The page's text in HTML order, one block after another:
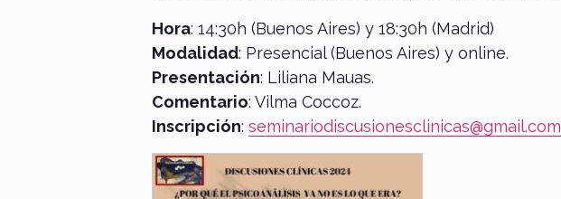
Hora: 14:30h (Buenos Aires) y 18:30h (Madrid)
Modalidad: Presencial (Buenos Aires) y online.
Presentación: Liliana Mauas.
Comentario: Vilma Coccoz.
Inscripción: seminariodiscusionesclinicas@gmail.com